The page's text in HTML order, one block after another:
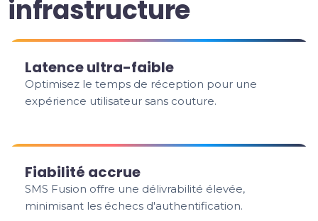
infrastructure
Latence ultra-faible
Optimisez le temps de réception pour une
expérience utilisateur sans couture.
Fiabilité accrue
SMS Fusion offre une délivrabilité élevée,
minimisant les échecs d'authentification.